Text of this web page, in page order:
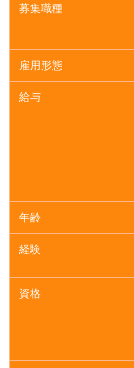
募集職種
雇用形態
給与
年齢
経験
資格